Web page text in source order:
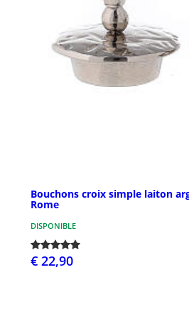
Bouchons croix simple laiton
Rome
DISPONIBLE
€ 22,90